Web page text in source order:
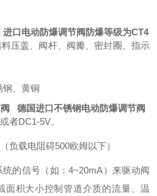
进口电动防爆调节阀防爆等级为CT4
压盖、阀杆、阀瓣、密封圈、指示
钢、黄铜
德国进口不锈钢电动防爆调节阀
者DC1-5V。
负载电阻碍500欧姆以下）
的信号（如：4~20mA）来驱动阀
面积大小控制管道介质的流量、温